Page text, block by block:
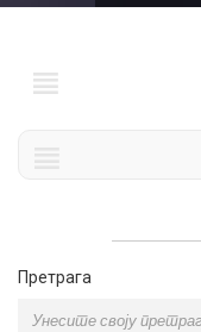
Претрага